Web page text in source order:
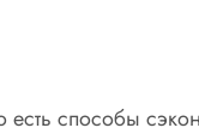
способы